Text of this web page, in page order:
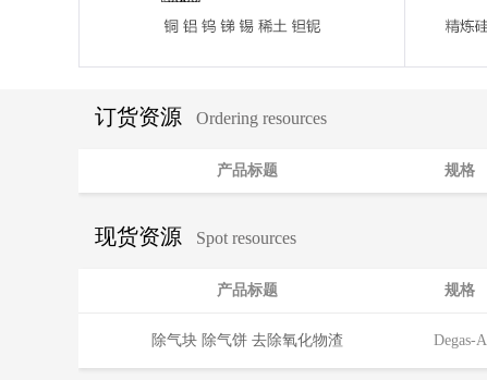
订货资源 Ordering resources
产品标题 规格
现货资源 Spot resources
产品标题 规格
除气块 除气饼 去除氧化物渣 Degas-A